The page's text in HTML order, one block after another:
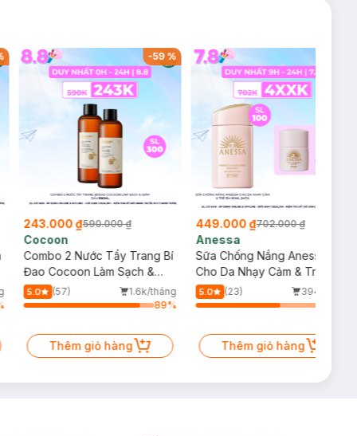
-59%
243.000 ₫590.000 ₫
Cocoon
Combo 2 Nước Tẩy Trang Bí
Đao Cocoon Làm Sạch &
Giảm Dầu 500ml
5.0 (57)
1.6k/tháng
89%
Thêm giỏ hàng
449.000 ₫702.000 ₫
Anessa
Sữa Chống Nắng Anessa
Cho Da Nhạy Cảm & Trẻ Em
60ml (Mới)
5.0 (23)
394/tháng
Thêm giỏ hàng